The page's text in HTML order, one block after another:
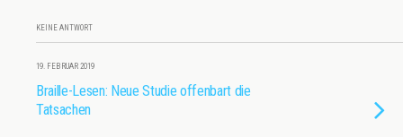
KEINE ANTWORT
19. FEBRUAR 2019
Braille-Lesen: Neue Studie offenbart die
Tatsachen